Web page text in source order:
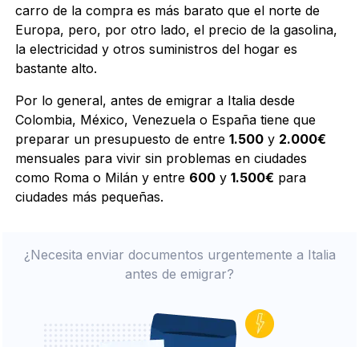
carro de la compra es más barato que el norte de
Europa, pero, por otro lado, el precio de la gasolina,
la electricidad y otros suministros del hogar es
bastante alto.
Por lo general, antes de emigrar a Italia desde
Colombia, México, Venezuela o España tiene que
preparar un presupuesto de entre 1.500 y 2.000€
mensuales para vivir sin problemas en ciudades
como Roma o Milán y entre 600 y 1.500€ para
ciudades más pequeñas.
¿Necesita enviar documentos urgentemente a Italia
antes de emigrar?